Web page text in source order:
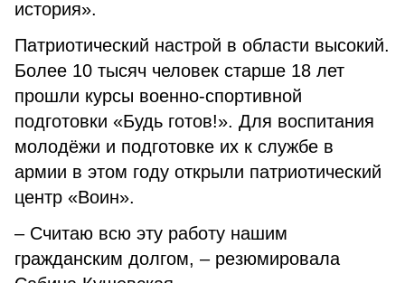
история».
Патриотический настрой в области высокий.
Более 10 тысяч человек старше 18 лет
прошли курсы военно-спортивной
подготовки «Будь готов!». Для воспитания
молодёжи и подготовке их к службе в
армии в этом году открыли патриотический
центр «Воин».
– Считаю всю эту работу нашим
гражданским долгом, – резюмировала